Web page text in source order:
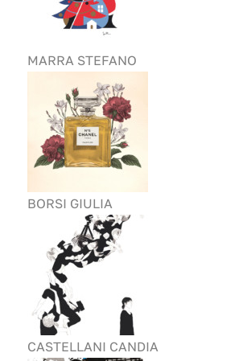
MARRA STEFANO
BORSI GIULIA
CASTELLANI CANDIA